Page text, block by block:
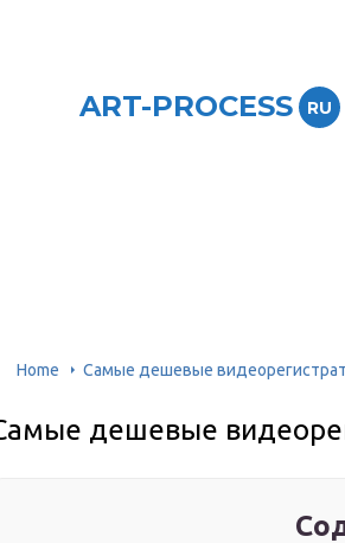
ART-PROCESS RU
Home Самые дешевые
дешевые